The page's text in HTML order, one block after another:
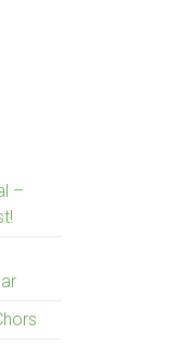
–